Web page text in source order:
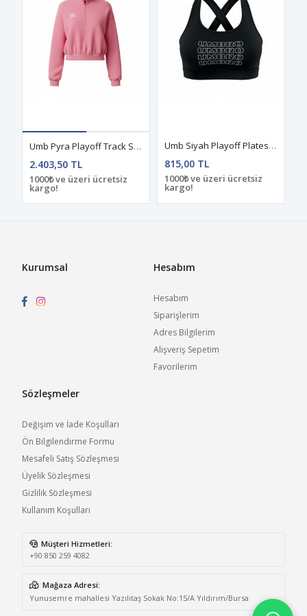
Umb Pyra Playoff Track Suit Eşofman Takım Pink
2.403,50 TL
1000₺ ve üzeri ücretsiz
kargo!
Umb Siyah Playoff Plates Üst Bralet
815,00 TL
1000₺ ve üzeri ücretsiz
kargo!
Kurumsal Hesabım
Hesabım
Siparişlerim
Adres Bilgilerim
Alışveriş Sepetim
Favorilerim
Sözleşmeler
Değişim ve İade Koşulları
Ön Bilgilendirme Formu
Mesafeli Satış Sözleşmesi
Üyelik Sözleşmesi
Gizlilik Sözleşmesi
Kullanım Koşulları
Müşteri Hizmetleri:
+90 850 259 4082
Mağaza Adresi:
Yunusemre mahallesi Yazılıtaş Sokak No:15/A Yıldırım/Bursa